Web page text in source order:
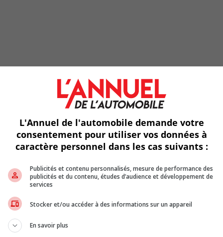
voitures vedettes de la série, il y avait la décapotable Cadillac
Pyle), ainsi que divers dépanneuses et véhicules
Duke (Catherine Bach), cousue par Bo et Luke, conduisait un
avec un emblème d’aigle doré sur le capot et le mot « Dixie » sur
de « The Dukes of Hazzard » a été diffusé le 16 août 1985.
un film de 2005 mettant en vedette Johnny Knoxville, Seann
L'Annuel de l'automobile demande votre
consentement pour utiliser vos données à
caractère personnel dans les cas suivants :
Publicités et contenu personnalisés, mesure de performance des
publicités et du contenu, études d’audience et développement de
services
Stocker et/ou accéder à des informations sur un appareil
En savoir plus